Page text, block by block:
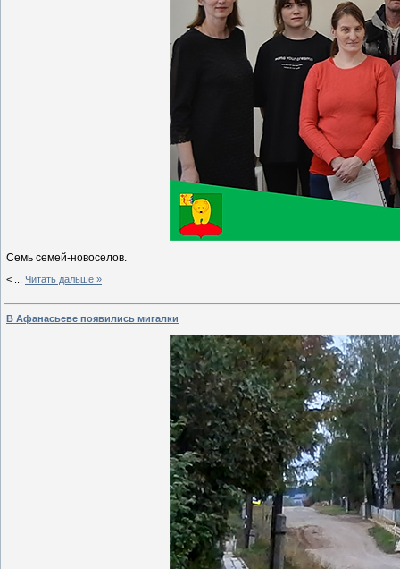
Семь семей-новоселов.
< Читать дальше »
В Афанасьеве появились мигалки